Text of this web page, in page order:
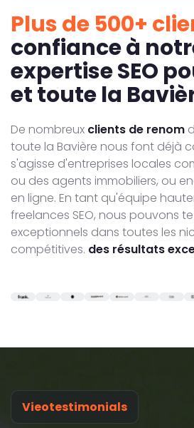
Plus de 500+
confiance à
expertise SEO
et toute la
De nombreux clients de renom
toute la Bavière nous font déjà
s'agisse d'entreprises locales
ou des agents immobiliers, ou
en ligne. En tant qu'équipe
freelances SEO, nous pouvons
exceptionnels dans toutes les
compétitives. des résultats
Vieotestimonials